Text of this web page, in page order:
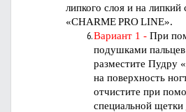
липкого слоя и на липкий
«CHARMEPROLINE».
Вариант 1 - При
подушками пальцев
разместите Пудру «
на поверхность
отчистите при
специальной